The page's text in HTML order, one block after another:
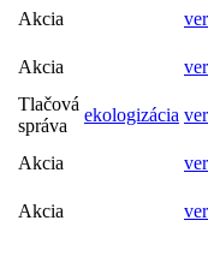
Akcia
Akcia
Tlačová
správa
ekologizácia
Akcia
Akcia